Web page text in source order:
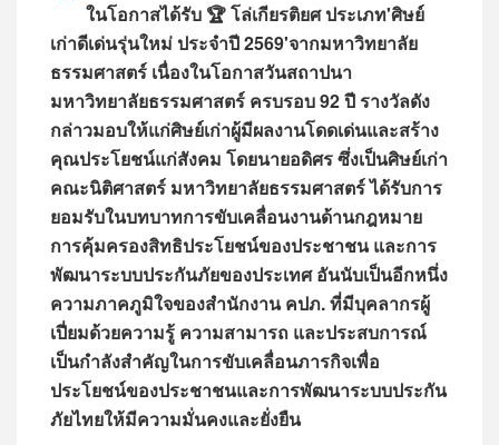
ในโอกาสได้รับ 🏆 โล่เกียรติยศ ประเภท'ศิษย์
เก่าดีเด่นรุ่นใหม่ ประจำปี 2569'จากมหาวิทยาลัย
ธรรมศาสตร์ เนื่องในโอกาสวันสถาปนา
มหาวิทยาลัยธรรมศาสตร์ ครบรอบ 92 ปี รางวัลดัง
กล่าวมอบให้แก่ศิษย์เก่าผู้มีผลงานโดดเด่นและสร้าง
คุณประโยชน์แก่สังคม โดยนายอดิศร ซึ่งเป็นศิษย์เก่า
คณะนิติศาสตร์ มหาวิทยาลัยธรรมศาสตร์ ได้รับการ
ยอมรับในบทบาทการขับเคลื่อนงานด้านกฎหมาย
การคุ้มครองสิทธิประโยชน์ของประชาชน และการ
พัฒนาระบบประกันภัยของประเทศ อันนับเป็นอีกหนึ่ง
ความภาคภูมิใจของสำนักงาน คปภ. ที่มีบุคลากรผู้
เปี่ยมด้วยความรู้ ความสามารถ และประสบการณ์
เป็นกำลังสำคัญในการขับเคลื่อนภารกิจเพื่อ
ประโยชน์ของประชาชนและการพัฒนาระบบประกัน
ภัยไทยให้มีความมั่นคงและยั่งยืน